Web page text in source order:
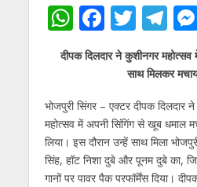
W
h
at
s
A
p
p
F
ac
e
o
o
k
T
w
itt
er
T
el
e
gr
a
m
दीपक दिलदार ने कुशीनगर
साथ मिलकर
भोजपुरी सिंगर – एक्‍टर दीपक दिलदार
महोत्‍सव में अपनी सिंगिंग से खूब धमाल
लिया। इस दौरान उन्‍हें साथ मिला
सिंह, हॉट निशा दुबे और पूनम दुबे का,
गानों पर पावर पैक परफॉर्मेंस दिया।